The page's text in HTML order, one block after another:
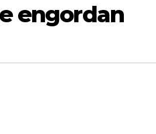
engordan